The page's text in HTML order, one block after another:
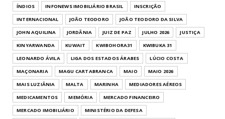
ÍNDIOS
INFONEWS IMOBILIÁRIO BRASIL
INSCRIÇÃO
INTERNACIONAL
JOÃO TEODORO
JOÃO TEODORO DA SILVA
JOHN AQUILINA
JORDÂNIA JUIZ DE PAZ JULHO 2026
JUSTIÇA
KINYARWANDA
KUWAIT KWIBOHORA31
KWIBUKA 31
LEONARDO ÁVILA
LIGA DOS ESTADOS ÁRABES
LÚCIO COSTA
MAÇONARIA
MAGU CARTABRANCA MAIO
MAIO 2026
MAIS LUZIÂNIA
MALTA MARINHA
MEDIADORES AÉREOS
MEDICAMENTOS
MEMÓRIA
MERCADO FINANCEIRO
MERCADO IMOBILIÁRIO
MINISTÉRIO DA DEFESA